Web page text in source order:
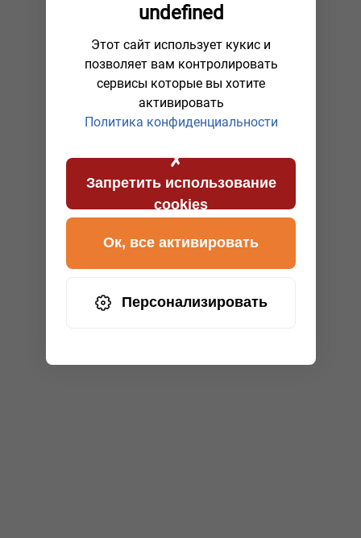
undefined
Этот сайт использует кукис и
позволяет вам контролировать
сервисы которые вы хотите
активировать
Политика конфиденциальности
Запретить использование
cookies
Персонализировать
Ок, все активировать